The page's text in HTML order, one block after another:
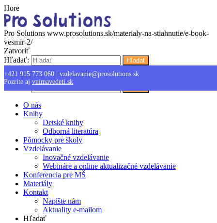
Hore
Pro Solutions www.prosolutions.sk/materialy-na-stiahnutie/e-book-
vesmir-2/
Zatvoriť
Hľadať:
Hľadať
+421 915 773 060
vzdelavanie@prosolutions.sk
Pozrite aj vnimavedeti.sk
Menu
Hľadať:
O nás
Knihy
Detské knihy
Odborná literatúra
Pômocky pre školy
Vzdelávanie
Inovačné vzdelávanie
Webináre a online aktualizačné vzdelávanie
Konferencia pre MŠ
Materiály
Kontakt
Napíšte nám
Aktuality e-mailom
Hľadať